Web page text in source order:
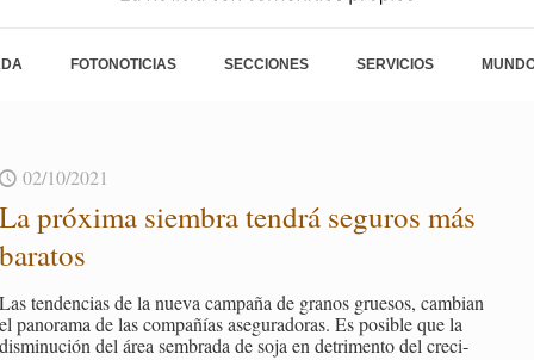
FOTONOTICIAS SECCIONES SERVICIOS
02/10/2021
La pró­xi­ma siem­bra ten­drá se­gu­ros más
ba­ra­tos
Las ten­den­cias de la nueva cam­pa­ña de gra­nos grue­sos, cam­bian
el pa­no­ra­ma de las com­pa­ñías ase­gu­ra­do­ras. Es po­si­ble que la
dis­mi­nu­ción del área sem­bra­da de soja en de­tri­men­to del cre­ci­